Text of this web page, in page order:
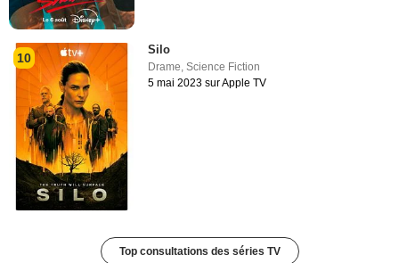
10
Silo
Drame ,Science Fiction
5 mai 2023 sur Apple TV
Top consultations des séries TV